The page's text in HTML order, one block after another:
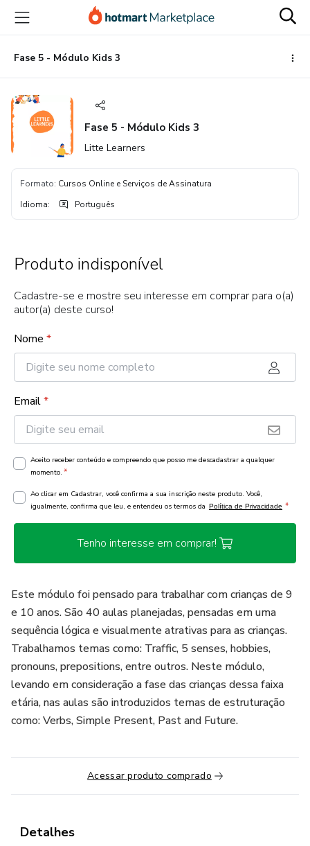
para
conteúdo
principal
para
pagamento
para
rodapé
Fase 5 - Módulo Kids 3
Fase 5 - Módulo Kids 3
Litte Learners
Formato: Cursos Online e Serviços de Assinatura
Idioma: Português
Produto indisponível
Cadastre-se e mostre seu interesse em comprar para o(a)
autor(a) deste curso!
Nome *
Email*
Aceito receber conteúdo e compreendo que posso me descadastrar a qualquer
momento. *
Ao clicar em Cadastrar, você confirma a sua inscrição neste produto. Você,
igualmente, confirma que leu, e entendeu os termos da Política de Privacidade *
Tenho interesse em comprar!
Este módulo foi pensado para trabalhar com crianças de 9
e 10 anos. São 40 aulas planejadas, pensadas em uma
sequência lógica e visualmente atrativas para as crianças.
Trabalhamos temas como: Traffic, 5 senses, hobbies,
pronouns, prepositions, entre outros. Neste módulo,
levando em consideração a fase das crianças dessa faixa
etária, nas aulas são introduzidos temas de estruturação
como: Verbs, Simple Present, Past and Future.
Acessar produto comprado
Detalhes